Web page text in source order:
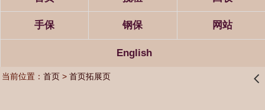
手保 钢保 网站
English
当前位置： 首页> 首页拓展页 󰊒